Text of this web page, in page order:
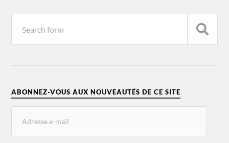
ABONNEZ-VOUS AUX NOUVEAUTÉS DE CE SITE